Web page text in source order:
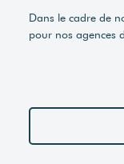
Dans le cadre de
pour nos agences